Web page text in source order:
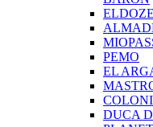
ELDOZE
PEMO
EL
DUCA